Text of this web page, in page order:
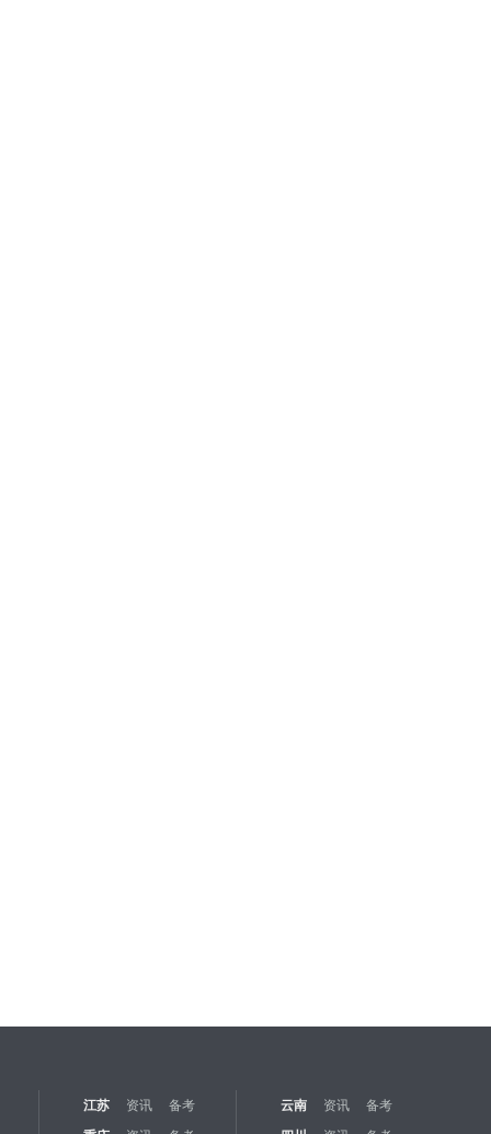
江苏 资讯 备考 云南 资讯
备考